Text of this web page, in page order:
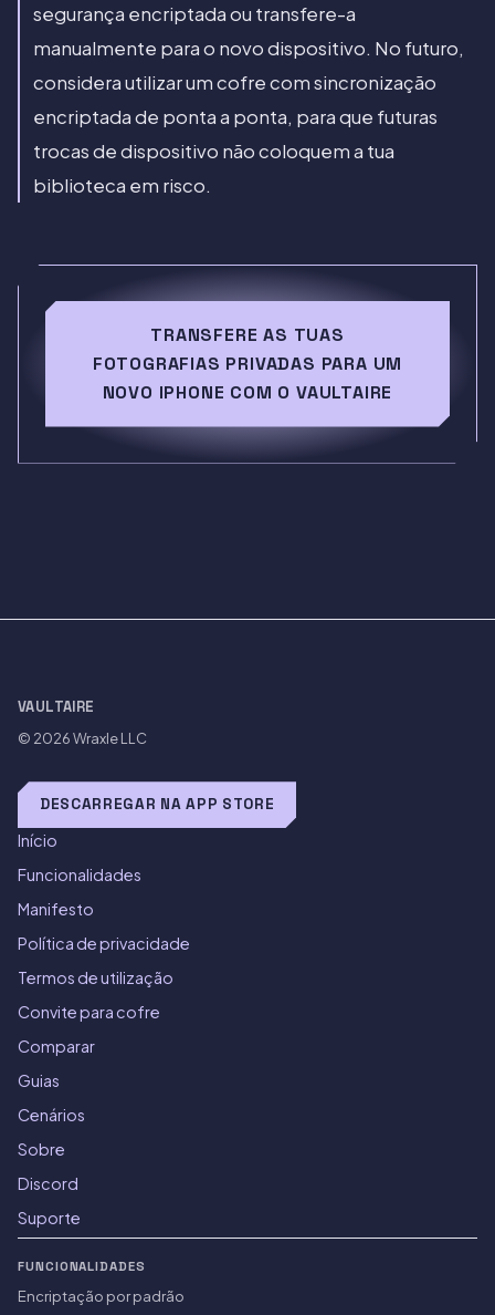
segurança encriptada ou transfere-a
manualmente para o novo dispositivo. No futuro,
considera utilizar um cofre com sincronização
encriptada de ponta a ponta, para que futuras
trocas de dispositivo não coloquem a tua
biblioteca em risco.
TRANSFERE AS TUAS
FOTOGRAFIAS PRIVADAS PARA UM
NOVO IPHONE COM O VAULTAIRE
VAULTAIRE
© 2026Wraxle LLC
DESCARREGAR NA APP STORE
Início
Funcionalidades
Manifesto
Política de privacidade
Termos de utilização
Convite para cofre
Comparar
Guias
Cenários
Sobre
Discord
Suporte
FUNCIONALIDADES
Encriptação por padrão